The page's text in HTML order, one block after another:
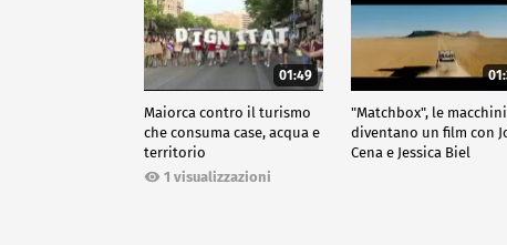
01:49
Maiorca contro il turismo
che consuma case, acqua e
territorio
1 visualizzazioni
"Matchbox", le
diventano un film con
Cena e Jessica Biel